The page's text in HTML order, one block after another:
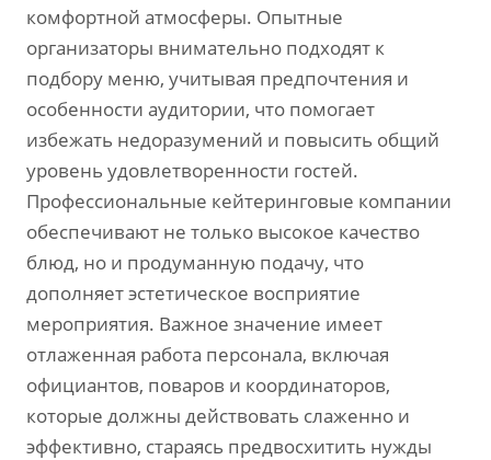
комфортной атмосферы. Опытные
организаторы внимательно подходят к
подбору меню, учитывая предпочтения и
особенности аудитории, что помогает
избежать недоразумений и повысить общий
уровень удовлетворенности гостей.
Профессиональные кейтеринговые компании
обеспечивают не только высокое качество
блюд, но и продуманную подачу, что
дополняет эстетическое восприятие
мероприятия. Важное значение имеет
отлаженная работа персонала, включая
официантов, поваров и координаторов,
которые должны действовать слаженно и
эффективно, стараясь предвосхитить нужды